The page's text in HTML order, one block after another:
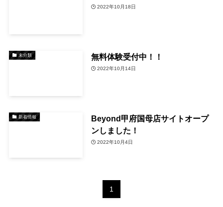
2022年10月18日
未分類 無料体験受付中！！
2022年10月14日
新着情報
Beyond甲府国母店サイトオープ
ンしました！
2022年10月4日
1